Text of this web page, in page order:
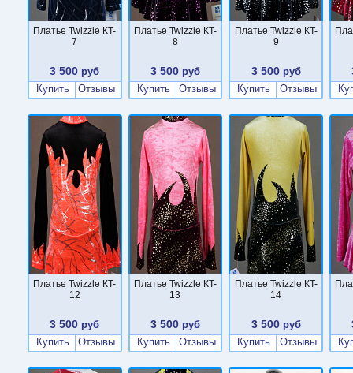
Платье Twizzle КT-
7
3 500 руб
Купить
Отзывы
Платье Twizzle КT-
8
3 500 руб
Купить
Отзывы
Платье Twizzle КT-
9
3 500руб
Купить
Отзывы
Платье Twizzle КT-
12
3 500 руб
Купить
Отзывы
Платье Twizzle КT-
13
3 500 руб
Купить
Отзывы
Платье Twizzle КT-
14
3 500руб
Купить
Отзывы